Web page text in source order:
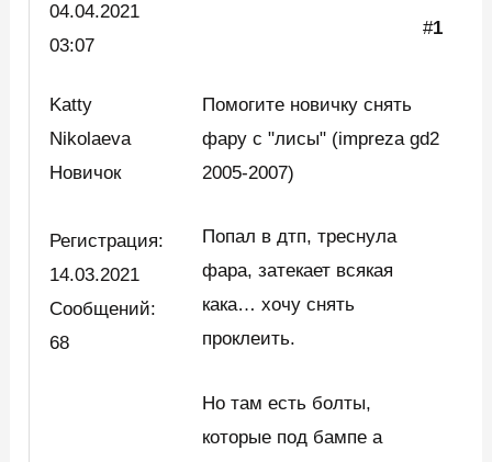
04.04.2021
03:07
#1
Katty
Nikolaeva
Новичок
Регистрация:
14.03.2021
Сообщений:
68
Помогите новичку снять
фару с "лисы" (impreza gd2
2005-2007)
Попал в дтп, треснула
фара, затекает всякая
кака… хочу снять
проклеить.
Но там есть болты,
которые под бампе а